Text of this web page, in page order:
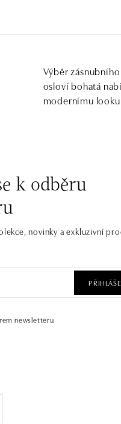
Výběr
osloví bohatá
modernímu looku
k odběru
novinky a exkluzivní
newsletteru